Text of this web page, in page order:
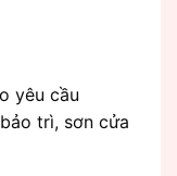
yêu cầu
trì, sơn cửa